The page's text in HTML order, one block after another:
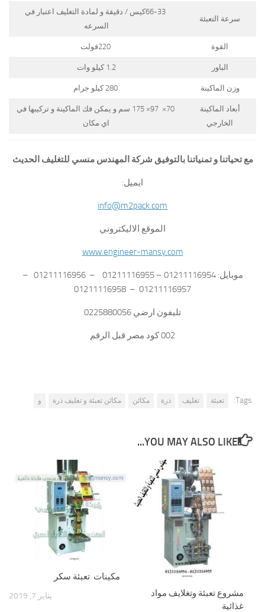
سرعة التعبئة
66-33كيس / دقيقة و لمادة التغليف اعتبار في
السرعه
القوة 220فولت
الباور 1.2 كيلو وات
وزن الماكينة 280 كيلو جرام
أبعاد الماكينة
الخارجي
70× 97× 175 سم و يمكن فك الماكينة و تركيبها في
اي مكان
مع تحياتنا و تمنياتنا بالتوفيق شركة المهندس منسي للتغليف الحديث
ايميل:
info@m2pack.com
الموقع الاليكتروني
www.engineer-mansy.com
موبايل: 01211116954 – 01211116955 – 01211116956 –
01211116957 – 01211116958
تليفون ارضي 0225880056
002 كود مصر قبل الرقم
Tags: تعبئة تغليف ذرة مكائن مكائن تعبئة و تغليف ذرة و
YOU MAY ALSO LIKE...
مكينات تعبئة سكر
يناير 7, 2019
مشروع تعبئة وتغلايف مواد
غذائية